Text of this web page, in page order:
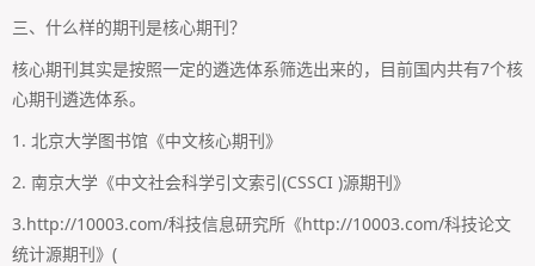
三、什么样的期刊是核心期刊？
核心期刊其实是按照一定的遴选体系筛选出来的，目前国内共有7个核
心期刊遴选体系。
1. 北京大学图书馆《中文核心期刊》
2. 南京大学《中文社会科学引文索引(CSSCI )源期刊》
3.http://10003.com/科技信息研究所《http://10003.com/科技论文
统计源期刊》(